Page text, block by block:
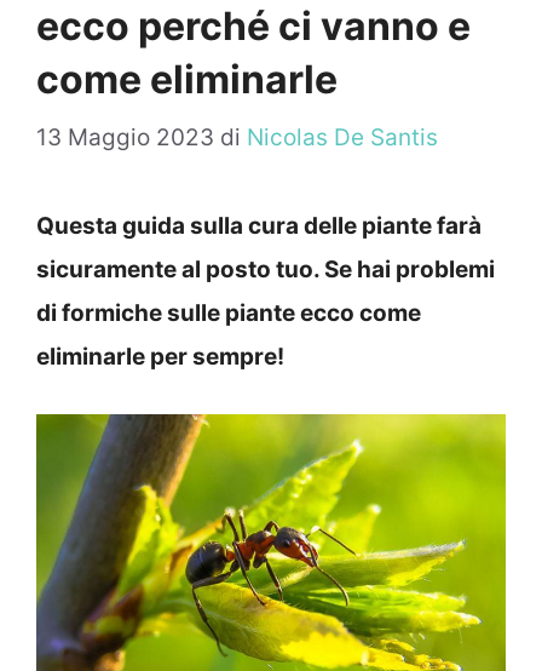
ecco perché ci vanno e
come eliminarle
13 Maggio 2023 di Nicolas De Santis
Questa guida sulla cura delle piante farà
sicuramente al posto tuo. Se hai problemi
di formiche sulle piante ecco come
eliminarle per sempre!